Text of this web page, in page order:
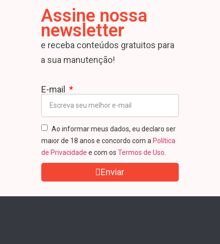
Assine nossa
newsletter
e receba conteúdos gratuitos para
a sua manutenção!
E-mail
Ao informar meus dados, eu declaro ser
maior de 18 anos e concordo com a Política
de Privacidade e com os Termos de Uso
Enviar